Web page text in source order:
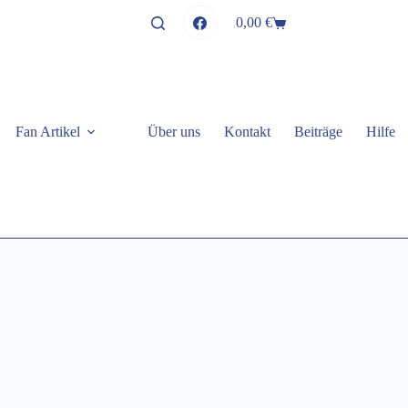
Warenkorb
0,00 €
Fan Artikel Über uns Kontakt Beiträge Hilfe